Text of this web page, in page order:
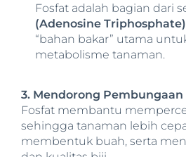
Fosfat adalah bagian dari
(Adenosine Triphosphate)
“bahan bakar” utama
metabolisme tanaman.
3. Mendorong
Fosfat membantu
sehingga tanaman lebih
membentuk buah, serta